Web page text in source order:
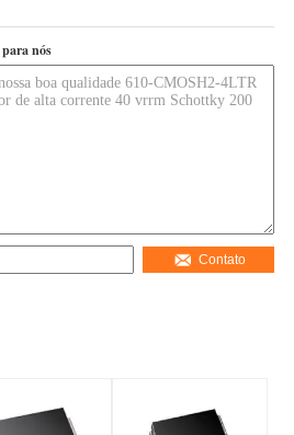
nós
Contato